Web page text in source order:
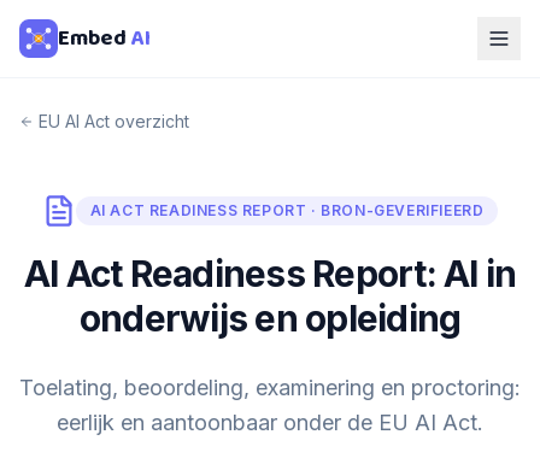
EmbedAI
EU AI Act overzicht
AI ACT READINESS REPORT · BRON-GEVERIFIEERD
AI Act Readiness Report: AI in
onderwijs en opleiding
Toelating, beoordeling, examinering en proctoring:
eerlijk en aantoonbaar onder de EU AI Act.